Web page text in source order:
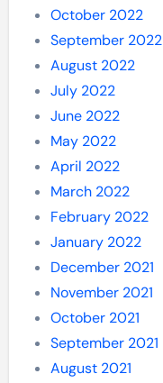
October 2022
September 2022
August 2022
July 2022
June 2022
May 2022
April 2022
March 2022
February 2022
January 2022
December 2021
November 2021
October 2021
September 2021
August 2021